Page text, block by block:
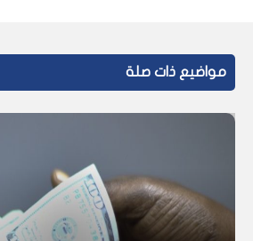
مواضيع ذات صلة